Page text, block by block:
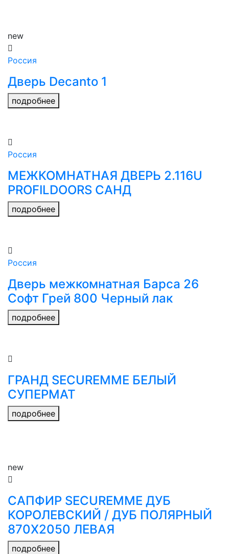
new
Россия
Дверь Decanto 1
подробнее
Россия
МЕЖКОМНАТНАЯ ДВЕРЬ 2.116U
PROFILDOORS САНД
подробнее
Россия
Дверь межкомнатная Барса 26
Софт Грей 800 Черный лак
подробнее
ГРАНД SECUREMME БЕЛЫЙ
СУПЕРМАТ
подробнее
new
САПФИР SECUREMME ДУБ
КОРОЛЕВСКИЙ / ДУБ ПОЛЯРНЫЙ
870Х2050 ЛЕВАЯ
подробнее